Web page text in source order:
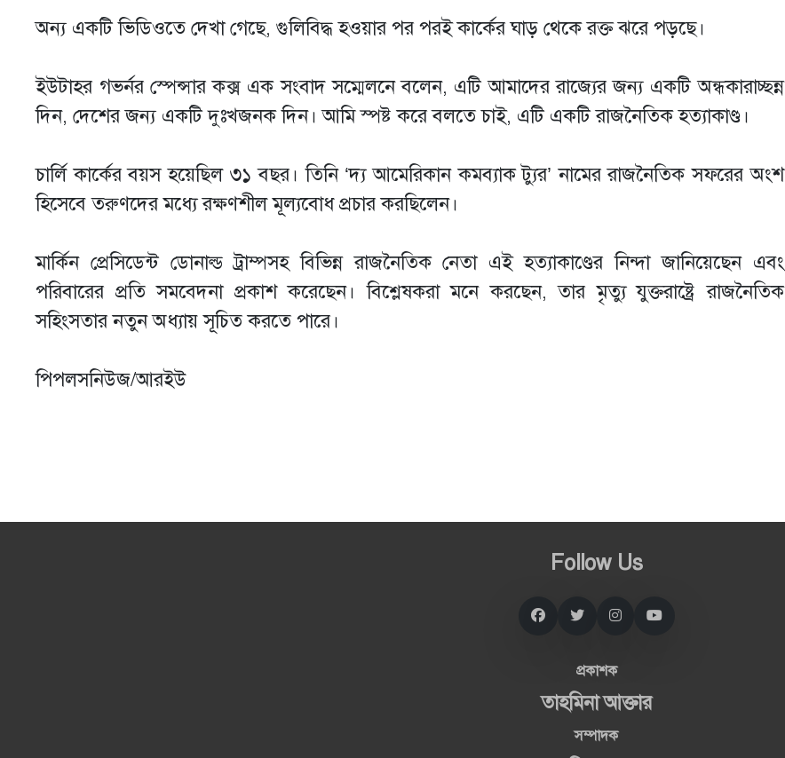
অন্য একটি ভিডিওতে দেখা গেছে, গুলিবিদ্ধ হওয়ার পর পরই কার্কের ঘাড় থেকে রক্ত ঝরে পড়ছে।
ইউটাহর গভর্নর স্পেন্সার কক্স এক সংবাদ সম্মেলনে বলেন, এটি আমাদের রাজ্যের জন্য একটি অন্ধকারাচ্ছন্ন
দিন, দেশের জন্য একটি দুঃখজনক দিন। আমি স্পষ্ট করে বলতে চাই, এটি একটি রাজনৈতিক হত্যাকাণ্ড।
চার্লি কার্কের বয়স হয়েছিল ৩১ বছর। তিনি ‘দ্য আমেরিকান কমব্যাক ট্যুর’ নামের রাজনৈতিক সফরের অংশ
হিসেবে তরুণদের মধ্যে রক্ষণশীল মূল্যবোধ প্রচার করছিলেন।
মার্কিন প্রেসিডেন্ট ডোনাল্ড ট্রাম্পসহ বিভিন্ন রাজনৈতিক নেতা এই হত্যাকাণ্ডের নিন্দা জানিয়েছেন এবং
পরিবারের প্রতি সমবেদনা প্রকাশ করেছেন। বিশ্লেষকরা মনে করছেন, তার মৃত্যু যুক্তরাষ্ট্রে রাজনৈতিক
সহিংসতার নতুন অধ্যায় সূচিত করতে পারে।
পিপলসনিউজ/আরইউ
Follow Us
প্রকাশক
তাহমিনা আক্তার
সম্পাদক